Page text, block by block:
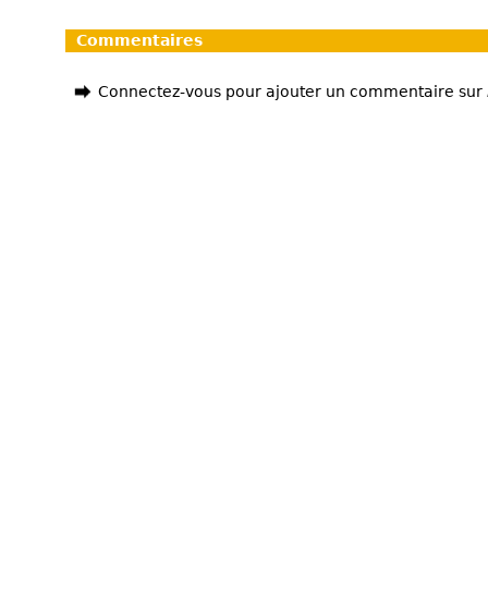
Commentaires
Connectez-vous pour ajouter un commentaire sur